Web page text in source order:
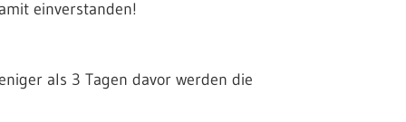
einverstanden!
als 3 Tagen davor werden die